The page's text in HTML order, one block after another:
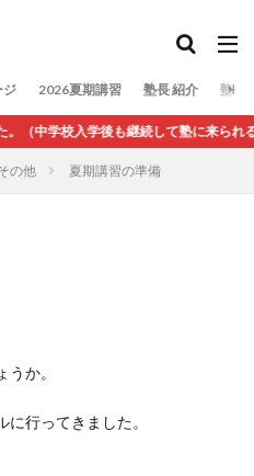
ジ 2026夏期講習 塾長 紹介 塾長
校入学後も継続して塾に来られる方
の他 夏期講習の準備
か。
行ってきました。